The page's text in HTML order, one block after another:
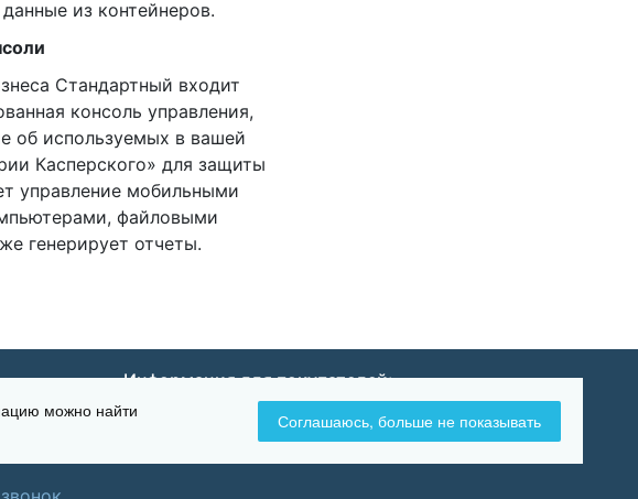
из контейнеров.
Стандартный входит
консоль управления,
об используемых в вашей
Касперского» для защиты
управление мобильными
файловыми
генерирует отчеты.
270
Информация для покупателей:
Оплата и доставка
Возврат и обмен товара
можно найти
Соглашаюсь, больше не показывать